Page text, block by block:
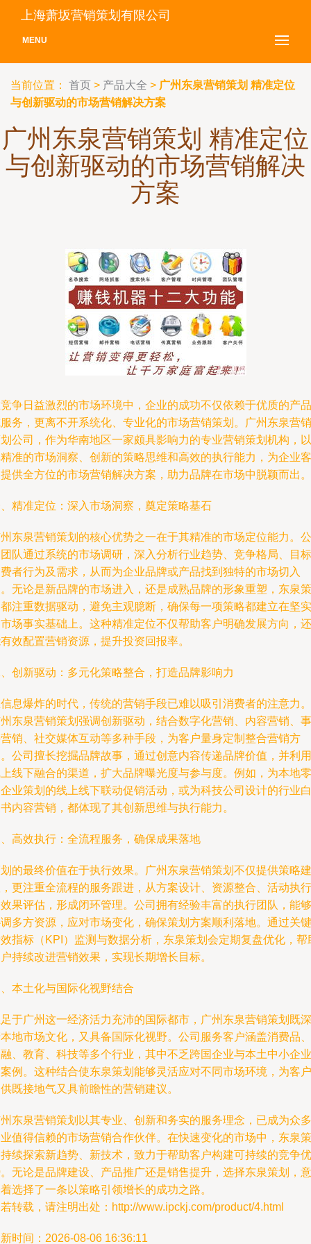
上海萧坂营销策划有限公司
MENU
当前位置： 首页 > 产品大全 > 广州东泉营销策划 精准定位
与创新驱动的市场营销解决方案
广州东泉营销策划 精准定位
与创新驱动的市场营销解决
方案
争日益激烈的市场环境中，企业的成功不仅依赖于优质的产品
务，更离不开系统化、专业化的市场营销策划。广州东泉营销
公司，作为华南地区一家颇具影响力的专业营销策划机构，以
准的市场洞察、创新的策略思维和高效的执行能力，为企业客
供全方位的市场营销解决方案，助力品牌在市场中脱颖而出。
精准定位：深入市场洞察，奠定策略基石
东泉营销策划的核心优势之一在于其精准的市场定位能力。公
队通过系统的市场调研，深入分析行业趋势、竞争格局、目标
者行为及需求，从而为企业品牌或产品找到独特的市场切入
无论是新品牌的市场进入，还是成熟品牌的形象重塑，东泉策
注重数据驱动，避免主观臆断，确保每一项策略都建立在坚实
场事实基础上。这种精准定位不仅帮助客户明确发展方向，还
效配置营销资源，提升投资回报率。
创新驱动：多元化策略整合，打造品牌影响力
息爆炸的时代，传统的营销手段已难以吸引消费者的注意力。
东泉营销策划强调创新驱动，结合数字化营销、内容营销、事
销、社交媒体互动等多种手段，为客户量身定制整合营销方
公司擅长挖掘品牌故事，通过创意内容传递品牌价值，并利用
线下融合的渠道，扩大品牌曝光度与参与度。例如，为本地零
业策划的线上线下联动促销活动，或为科技公司设计的行业白
内容营销，都体现了其创新思维与执行能力。
高效执行：全流程服务，确保成果落地
的最终价值在于执行效果。广州东泉营销策划不仅提供策略建
更注重全流程的服务跟进，从方案设计、资源整合、活动执行
果评估，形成闭环管理。公司拥有经验丰富的执行团队，能够
多方资源，应对市场变化，确保策划方案顺利落地。通过关键
指标（KPI）监测与数据分析，东泉策划会定期复盘优化，帮
持续改进营销效果，实现长期增长目标。
本土化与国际化视野结合
于广州这一经济活力充沛的国际都市，广州东泉营销策划既深
地市场文化，又具备国际化视野。公司服务客户涵盖消费品、
、教育、科技等多个行业，其中不乏跨国企业与本土中小企业
例。这种结合使东泉策划能够灵活应对不同市场环境，为客户
既接地气又具前瞻性的营销建议。
东泉营销策划以其专业、创新和务实的服务理念，已成为众多
值得信赖的市场营销合作伙伴。在快速变化的市场中，东泉策
续探索新趋势、新技术，致力于帮助客户构建可持续的竞争优
无论是品牌建设、产品推广还是销售提升，选择东泉策划，意
选择了一条以策略引领增长的成功之路。
转载，请注明出处：http://www.ipckj.com/product/4.html
时间：2026-08-06 16:36:11